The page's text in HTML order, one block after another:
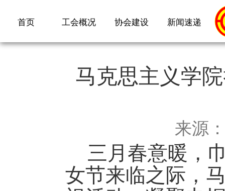
首页 工会概况 协会建设 新闻速递
马克思主义学
来源
三月春意暖，巾
女节来临之际，